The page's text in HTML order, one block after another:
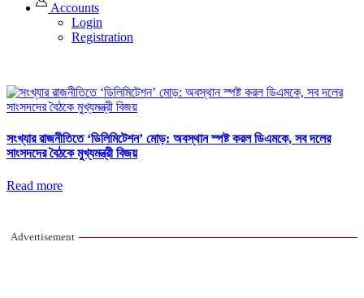
Accounts
Login
Registration
সংখ্যার রাজনীতিতে ‘ডিলিমিটেশন’ মোড়: অবস্থান স্পষ্ট করল ডিএমকে, সব দলের
সাংসদদের বৈঠকে মুখ্যমন্ত্রী বিজয়
Read more
Advertisement